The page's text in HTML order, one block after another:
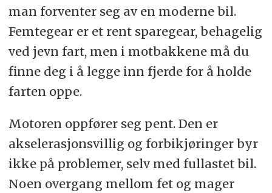
man forventer seg av en moderne bil.
Femtegear er et rent sparegear, behagelig
ved jevn fart, men i motbakkene må du
finne deg i å legge inn fjerde for å holde
farten oppe.
Motoren oppfører seg pent. Den er
akselerasjonsvillig og forbikjøringer byr
ikke på problemer, selv med fullastet bil.
Noen overgang mellom fet og mager